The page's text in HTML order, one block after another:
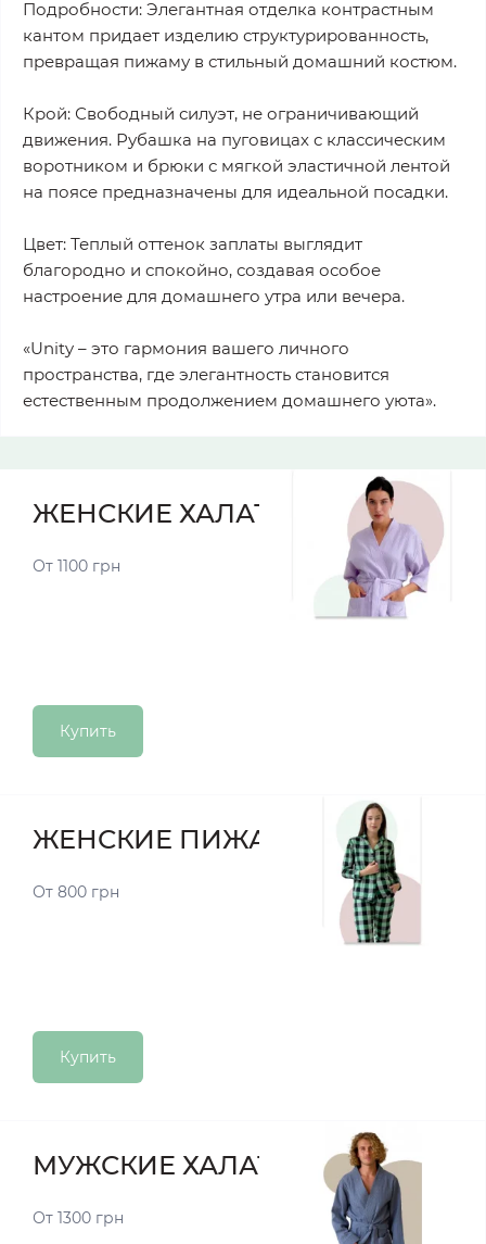
Подробности: Элегантная отделка контрастным
кантом придает изделию структурированность,
превращая пижаму в стильный домашний костюм.
Крой: Свободный силуэт, не ограничивающий
движения. Рубашка на пуговицах с классическим
воротником и брюки с мягкой эластичной лентой
на поясе предназначены для идеальной посадки.
Цвет: Теплый оттенок заплаты выглядит
благородно и спокойно, создавая особое
настроение для домашнего утра или вечера.
«Unity – это гармония вашего личного
пространства, где элегантность становится
естественным продолжением домашнего уюта».
ЖЕНСКИЕ ХАЛАТЫ
От 1100 грн
Купить
ЖЕНСКИЕ ПИЖАМЫ
От 800 грн
Купить
МУЖСКИЕ ХАЛАТЫ
От 1300 грн